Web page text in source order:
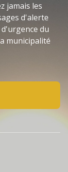
jamais les
d'alerte
du
municipalité